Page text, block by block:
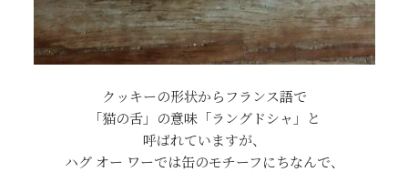
クッキーの形状からフランス語で
「猫の舌」の意味「ラングドシャ」と
呼ばれていますが、
ハグ オー ワーでは缶のモチーフにちなんで、